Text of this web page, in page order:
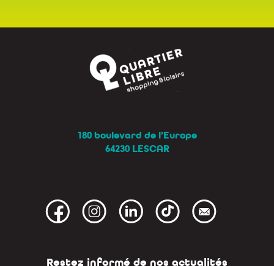
180 boulevard de l’Europe
64230 LESCAR
Restez informé de nos actualités